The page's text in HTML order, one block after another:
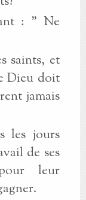
: " Ne
saints, et
Dieu doit
jamais
les jours
de ses
leur